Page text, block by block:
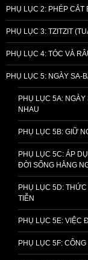
PHỤ LỤC 2: PHÉP CẮT
PHỤ LỤC 3: TZITZIT
PHỤ LỤC 4: TÓC VÀ
PHỤ LỤC 5: NGÀY SA-
PHỤ LỤC 5A:
NHAU
PHỤ LỤC 5B: GIỮ
PHỤ LỤC 5C: ÁP
ĐỜI SỐNG HẰNG
PHỤ LỤC 5D:
TIỄN
PHỤ LỤC 5E: VIỆC
PHỤ LỤC 5F: